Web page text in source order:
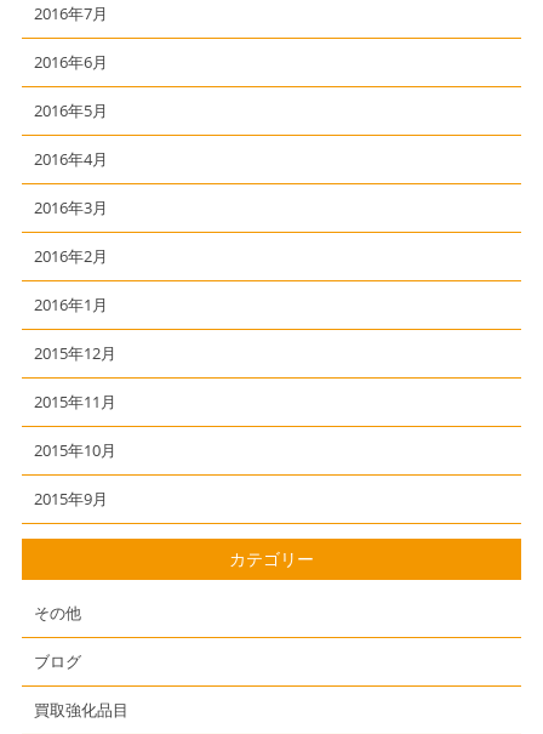
2016年7月
2016年6月
2016年5月
2016年4月
2016年3月
2016年2月
2016年1月
2015年12月
2015年11月
2015年10月
2015年9月
カテゴリー
その他
ブログ
買取強化品目